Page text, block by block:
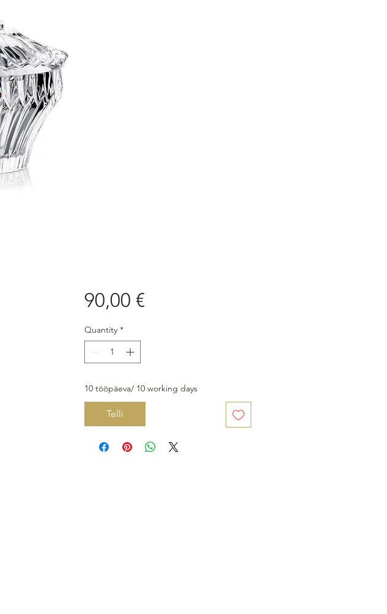
90,00 €Price
Quantity *
10 tööpäeva/ 10 working days
Telli